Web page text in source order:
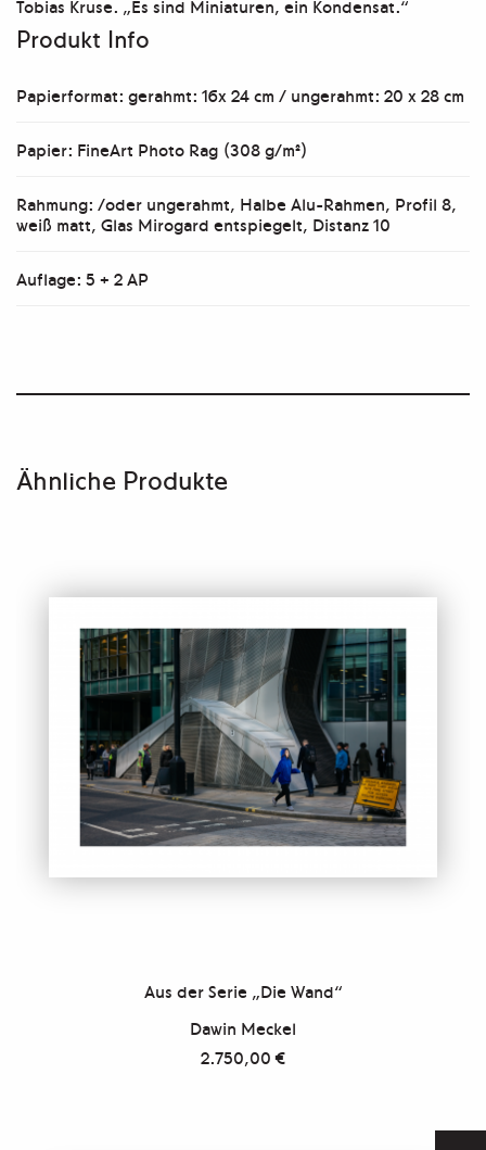
Tobias Kruse. „Es sind Miniaturen, ein Kondensat.“
Produkt Info
Papierformat: gerahmt: 16x 24 cm / ungerahmt: 20 x 28 cm
Papier: FineArt Photo Rag (308 g/m²)
Rahmung: /oder ungerahmt, Halbe Alu-Rahmen, Profil 8,
weiß matt, Glas Mirogard entspiegelt, Distanz 10
Auflage: 5 + 2 AP
Ähnliche Produkte
Aus der Serie „Die Wand“
Dawin Meckel
2.750,00€